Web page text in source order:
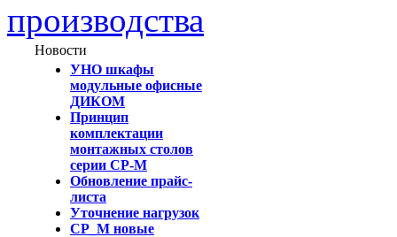
производства
Новости
УНО шкафы
модульные офисные
ДИКОМ
Принцип
комплектации
монтажных столов
серии СР-М
Обновление прайс-
листа
Уточнение нагрузок
СР_М новые